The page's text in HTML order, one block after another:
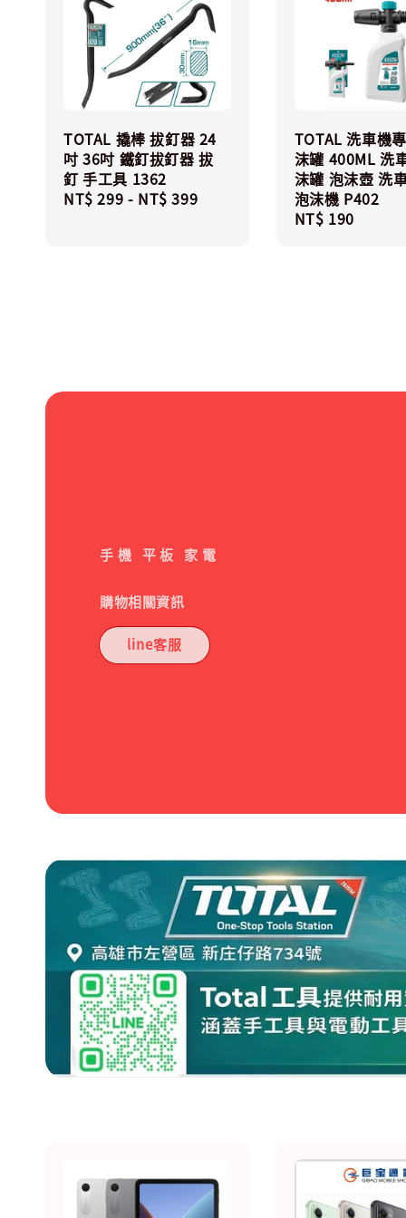
TOTAL 撬棒 拔釘器 24
吋 36吋 鐵釘拔釘器 拔
釘 手工具 1362
Regular
NT$ 299 - NT$ 399
TOTAL 洗車機
沫罐 400ML 洗
沫罐 泡沫壺 洗
泡沫機 P402
Regular
NT$ 190
手機 平板 家電
購物相關資訊
line客服